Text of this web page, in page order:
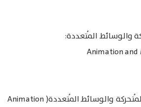
والوسائط المُتعددة:
Animation
يُمثل برنامج الرسوم المُتحركة والوسائط المُتعددة( Animation